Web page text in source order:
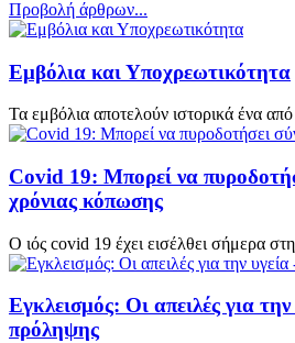
Προβολή άρθρων...
Εμβόλια και Υποχρεωτικότητα
Τα εμβόλια αποτελούν ιστορικά ένα
Covid 19: Μπορεί να
χρόνιας κόπωσης
Ο ιός covid 19 έχει εισέλθει σήμερα
Εγκλεισμός: Οι απειλές για
πρόληψης